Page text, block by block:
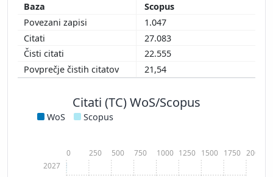
Scopus
1.047
27.083
22.555
21,54
Citati (TC) WoS/Scopus
WoS Scopus
2027
0 250 500 750 1000 1250 1500 1750 2000